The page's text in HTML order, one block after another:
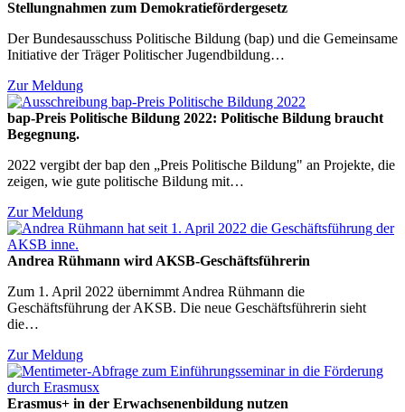
Stellungnahmen zum Demokratiefördergesetz
Der Bundesausschuss Politische Bildung (bap) und die Gemeinsame
Initiative der Träger Politischer Jugendbildung…
Zur Meldung
bap-Preis Politische Bildung 2022: Politische Bildung braucht
Begegnung.
2022 vergibt der bap den „Preis Politische Bildung" an Projekte, die
zeigen, wie gute politische Bildung mit…
Zur Meldung
Andrea Rühmann wird AKSB-Geschäftsführerin
Zum 1. April 2022 übernimmt Andrea Rühmann die
Geschäftsführung der AKSB. Die neue Geschäftsführerin sieht
die…
Zur Meldung
Erasmus+ in der Erwachsenenbildung nutzen